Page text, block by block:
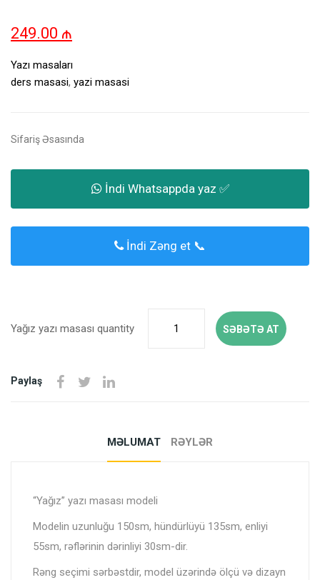
249.00 ₼
Yazı masaları
ders masasi, yazi masasi
Sifariş Əsasında
İndi Whatsappda yaz ✅
İndi Zəng et 📞
Yağız yazı masası quantity SƏBƏTƏ AT
Paylaş
MƏLUMAT RƏYLƏR
“Yağız” yazı masası modeli
Modelin uzunluğu 150sm, hündürlüyü 135sm, enliyi
55sm, rəflərinin dərinliyi 30sm-dir.
Rəng seçimi sərbəstdir, model üzərində ölçü və dizayn